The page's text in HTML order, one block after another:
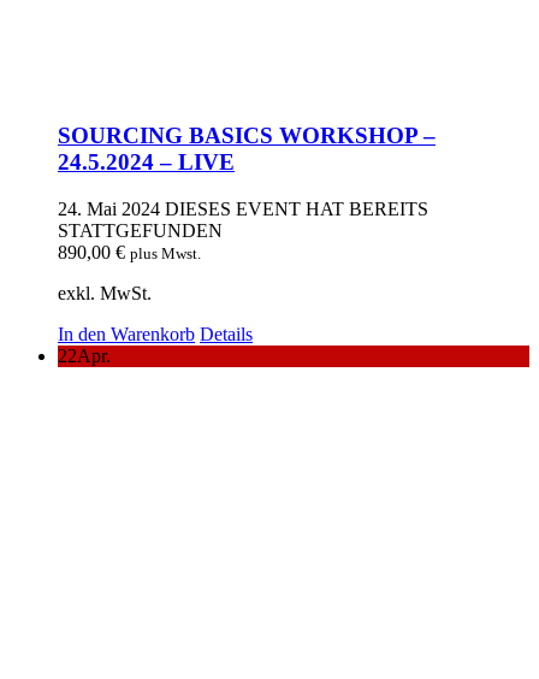
SOURCING BASICS WORKSHOP –
24.5.2024 – LIVE
24. Mai 2024 DIESES EVENT HAT BEREITS
STATTGEFUNDEN
890,00 € plus Mwst.
exkl. MwSt.
In den Warenkorb Details
22Apr.